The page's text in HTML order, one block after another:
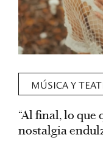
MÚSICA Y
“Al final, lo que
nostalgia